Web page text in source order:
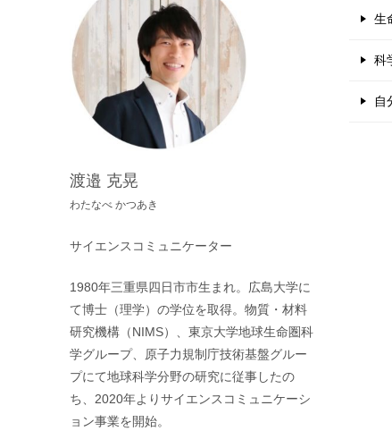
渡邉 克晃
わたなべ かつあき
サイエンスコミュニケーター
1980年三重県四日市市生まれ。広島大学に
て博士（理学）の学位を取得。物質・材料
研究機構（NIMS）、東京大学地球生命圏科
学グループ、原子力規制庁技術基盤グルー
プにて地球科学分野の研究に従事したの
ち、2020年よりサイエンスコミュニケーシ
ョン事業を開始。
生
科
自